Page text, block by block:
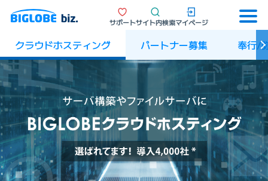
サポートサイト内検索マイページ
クラウドホスティング パートナー募集 奉行/